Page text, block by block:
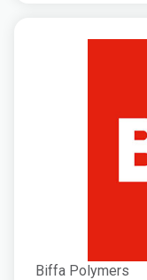
Biffa Polymers